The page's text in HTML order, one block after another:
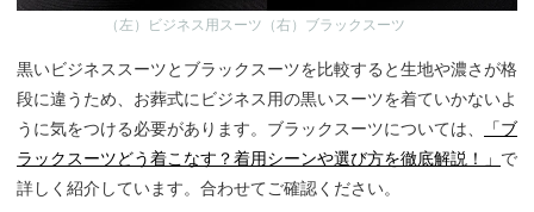
（左）ビジネス用スーツ（右）ブラックスーツ
黒いビジネススーツとブラックスーツを比較すると生地や濃さが格
段に違うため、お葬式にビジネス用の黒いスーツを着ていかないよ
うに気をつける必要があります。ブラックスーツについては、
「ブ
ラックスーツどう着こなす？着用シーンや選び方を徹底解説！」 で
詳しく紹介しています。合わせてご確認ください。